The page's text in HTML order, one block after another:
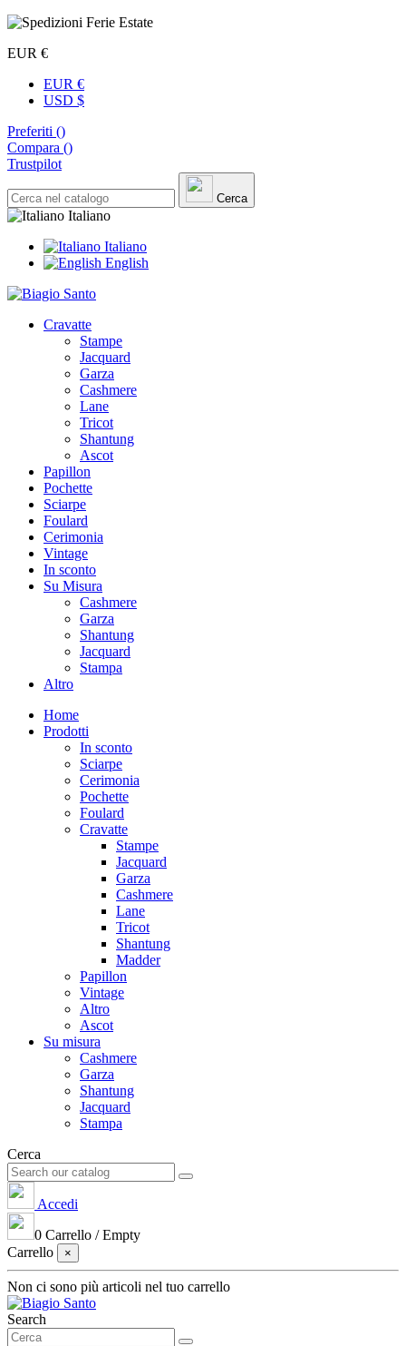
EUR €
EUR €
USD $
Preferiti ()
Compara ()
Trustpilot
Cerca
Italiano
Italiano
English
Cravatte
Stampe
Jacquard
Garza
Cashmere
Lane
Tricot
Shantung
Ascot
Papillon
Pochette
Sciarpe
Foulard
Cerimonia
Vintage
In sconto
Su Misura
Cashmere
Garza
Shantung
Jacquard
Stampa
Altro
Home
Prodotti
In sconto
Sciarpe
Cerimonia
Pochette
Foulard
Cravatte
Stampe
Jacquard
Garza
Cashmere
Lane
Tricot
Shantung
Madder
Papillon
Vintage
Altro
Ascot
Su misura
Cashmere
Garza
Shantung
Jacquard
Stampa
Cerca
Accedi
0 Carrello /Empty
Carrello
×
Non ci sono più articoli nel tuo carrello
Search